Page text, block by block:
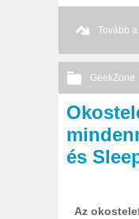
Tovább
GeekZone
2013 11.
és
Az